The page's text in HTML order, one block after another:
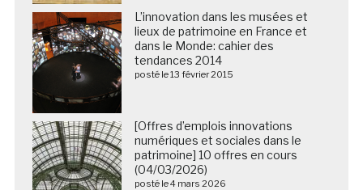
L’innovation dans les musées et
lieux de patrimoine en France et
dans le Monde: cahier des
tendances 2014
posté le 13 février 2015
[Offres d’emplois innovations
numériques et sociales dans le
patrimoine] 10 offres en cours
(04/03/2026)
posté le 4 mars 2026